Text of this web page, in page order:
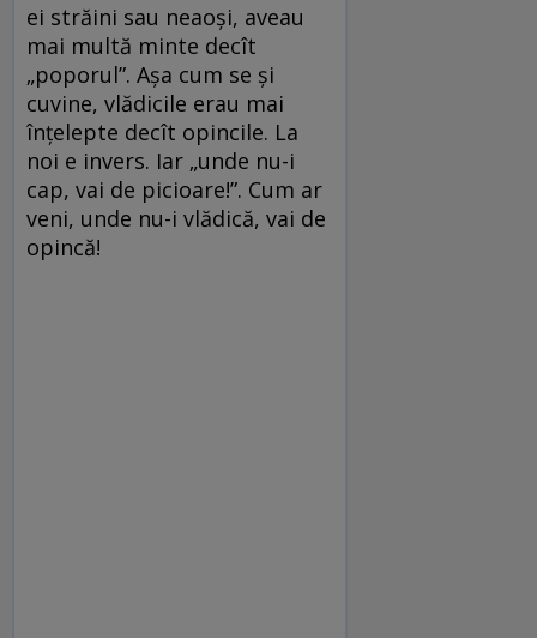
ei străini sau neaoși, aveau
mai multă minte decît
„poporul”. Așa cum se și
cuvine, vlădicile erau mai
înțelepte decît opincile. La
noi e invers. Iar „unde nu-i
cap, vai de picioare!”. Cum ar
veni, unde nu-i vlădică, vai de
opincă!